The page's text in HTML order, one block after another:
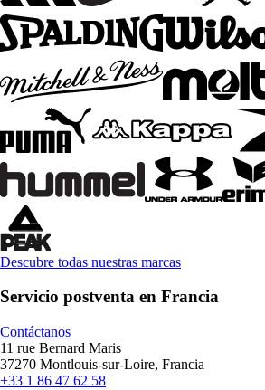
Descubre todas nuestras marcas
Servicio postventa en Francia
Contáctanos
11 rue Bernard Maris
37270 Montlouis-sur-Loire, Francia
+33 1 86 47 62 58